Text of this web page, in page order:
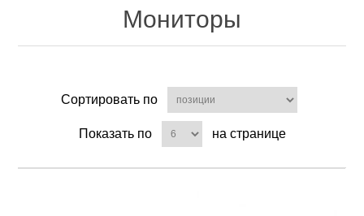
Мониторы
Сортировать по
Показать по на странице